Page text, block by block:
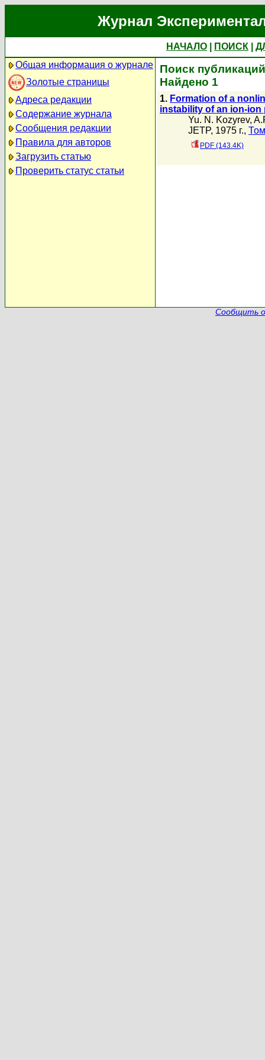
Журнал
НАЧАЛО ПОИСК
Общая информация о журнале
Золотые страницы
Адреса редакции
Содержание журнала
Сообщения редакции
Правила для авторов
Загрузить статью
Проверить статус статьи
Поиск
Найдено 1
1. Formation of a
instability of an ion-ion
Yu. N. Kozyrev,
JETP, 1975 г.,
PDF (143.4K)
Сообщить о